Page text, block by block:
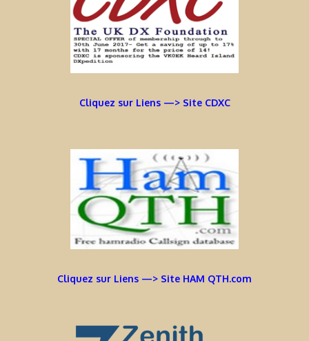
Cliquez sur Liens —> Site CDXC
Cliquez sur Liens —> Site HAM QTH.com